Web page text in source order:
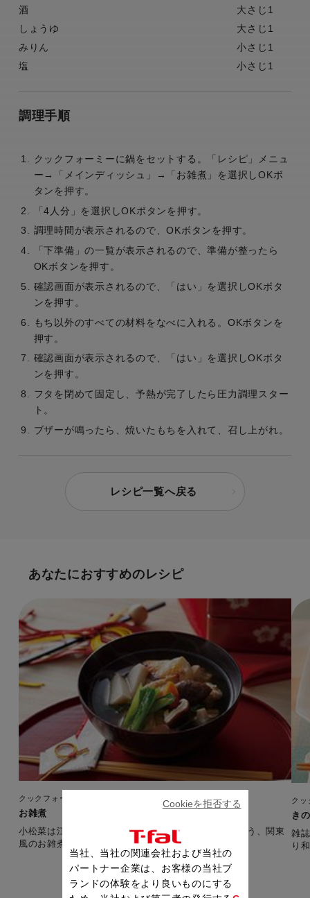
酒
大さじ1
しょうゆ
大さじ1
みりん
小さじ1
塩
小さじ1
調理手順
クックフォーミーに鍋をセットする。「レシピ」メニュ
ー→「メインディッシュ」→「お雑煮」を選択しOKボ
タンを押す。
「4人分」を選択しOKボタンを押す。
調理時間が表示されるので、OKボタンを押す。
「下準備」の一覧が表示されるので、準備が整ったら
OKボタンを押す。
確認画面が表示されるので、「はい」を選択しOKボタ
ンを押す。
もち以外のすべての材料をなべに入れる。OKボタンを
押す。
確認画面が表示されるので、「はい」を選択しOKボタ
ンを押す。
フタを閉めて固定し、予熱が完了したら圧力調理スター
ト。
ブザーが鳴ったら、焼いたもちを入れて、召し上がれ。
レシピ一覧へ戻る
あなたにおすすめのレシピ
クックフォーミー 3L（210レシピ内蔵）
お雑煮
小松菜は江戸生まれの野菜。香ばしい焼きもちを味わう、関東
風のお雑煮です。 【準備時間：15分】
クッ
き
雑
当社、当社の関連会社および当社の
パートナー企業は、お客様の当社ブ
ランドの体験をより良いものにする
Cookieを拒否する